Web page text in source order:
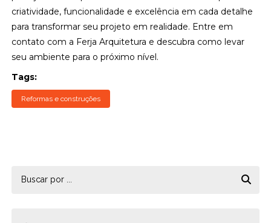
criatividade, funcionalidade e excelência em cada detalhe
para transformar seu projeto em realidade. Entre em
contato com a Ferja Arquitetura e descubra como levar
seu ambiente para o próximo nível.
Tags:
Reformas e construções